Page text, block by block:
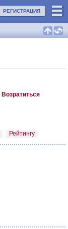
РЕГИСТРАЦИЯ
Возратиться
Рейтингу